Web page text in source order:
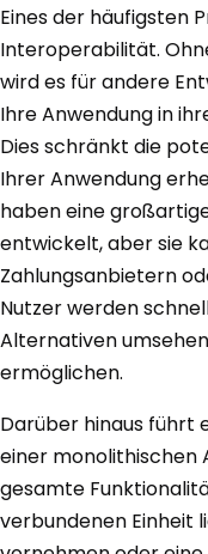
Eines der häufigsten
Interoperabilität.
wird es für andere
Ihre Anwendung in
Dies schränkt die
Ihrer Anwendung
haben eine
entwickelt, aber sie
Zahlungsanbietern
Nutzer werden
Alternativen
ermöglichen.
Darüber hinaus führt
einer monolithischen
gesamte
verbundenen Einheit